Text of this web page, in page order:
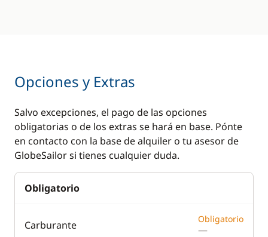
Opciones y Extras
Salvo excepciones, el pago de las opciones
obligatorias o de los extras se hará en base. Pónte
en contacto con la base de alquiler o tu asesor de
GlobeSailor si tienes cualquier duda.
Obligatorio
Carburante Obligatorio
—